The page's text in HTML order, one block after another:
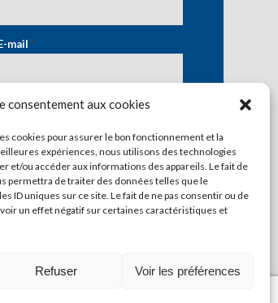
consentement aux cookies
cookies pour assurer le bon fonctionnement et la
expériences, nous utilisons des technologies
et/ou accéder aux informations des appareils. Le fait de
permettra de traiter des données telles que le
ID uniques sur ce site. Le fait de ne pas consentir ou de
un effet négatif sur certaines caractéristiques et
Refuser Voir les préférences
mail*